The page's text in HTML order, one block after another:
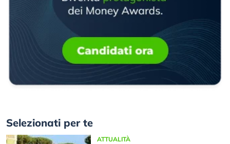
Selezionati per te
ATTUALITÀ